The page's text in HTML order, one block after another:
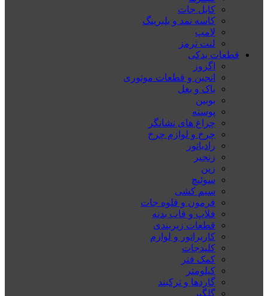
کابل جات
کاسه نمد و بلبرینگ
لامپ
لنت ترمز
قطعات یدکی
اگزوز
انجین و قطعات موتوری
باک و بغل
بوبین
پوسته
چراغ های نشانگر
چرخ و لوازم چرخ
رادیاتور
زنجیر
زین
سوئیچ
سیم کشی
فرمون و قلوه جات
فلاپ و قاب بدنه
قطعات زیربندی
کاربراتور و لوازم
کلیدجات
کمک فنر
کیلومتر
گاردها و ترکبند
گلگیر